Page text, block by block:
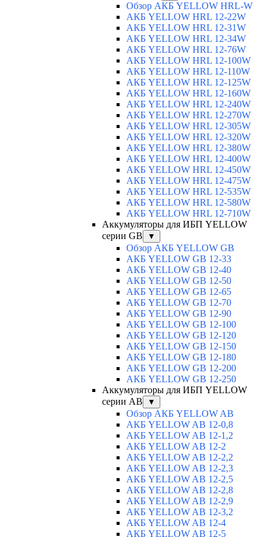
Обзор АКБ YELLOW HRL-W
АКБ YELLOW HRL 12-22W
АКБ YELLOW HRL 12-31W
АКБ YELLOW HRL 12-34W
АКБ YELLOW HRL 12-76W
АКБ YELLOW HRL 12-100W
АКБ YELLOW HRL 12-110W
АКБ YELLOW HRL 12-125W
АКБ YELLOW HRL 12-160W
АКБ YELLOW HRL 12-240W
АКБ YELLOW HRL 12-270W
АКБ YELLOW HRL 12-305W
АКБ YELLOW HRL 12-320W
АКБ YELLOW HRL 12-380W
АКБ YELLOW HRL 12-400W
АКБ YELLOW HRL 12-450W
АКБ YELLOW HRL 12-475W
АКБ YELLOW HRL 12-535W
АКБ YELLOW HRL 12-580W
АКБ YELLOW HRL 12-710W
Аккумуляторы для ИБП YELLOW
серии GB
▼
Обзор АКБ YELLOW GB
АКБ YELLOW GB 12-33
АКБ YELLOW GB 12-40
АКБ YELLOW GB 12-50
АКБ YELLOW GB 12-65
АКБ YELLOW GB 12-70
АКБ YELLOW GB 12-90
АКБ YELLOW GB 12-100
АКБ YELLOW GB 12-120
АКБ YELLOW GB 12-150
АКБ YELLOW GB 12-180
АКБ YELLOW GB 12-200
АКБ YELLOW GB 12-250
Аккумуляторы для ИБП YELLOW
серии AB
▼
Обзор АКБ YELLOW AB
АКБ YELLOW AB 12-0,8
АКБ YELLOW AB 12-1,2
АКБ YELLOW AB 12-2
АКБ YELLOW AB 12-2,2
АКБ YELLOW AB 12-2,3
АКБ YELLOW AB 12-2,5
АКБ YELLOW AB 12-2,8
АКБ YELLOW AB 12-2,9
АКБ YELLOW AB 12-3,2
АКБ YELLOW AB 12-4
АКБ YELLOW AB 12-5